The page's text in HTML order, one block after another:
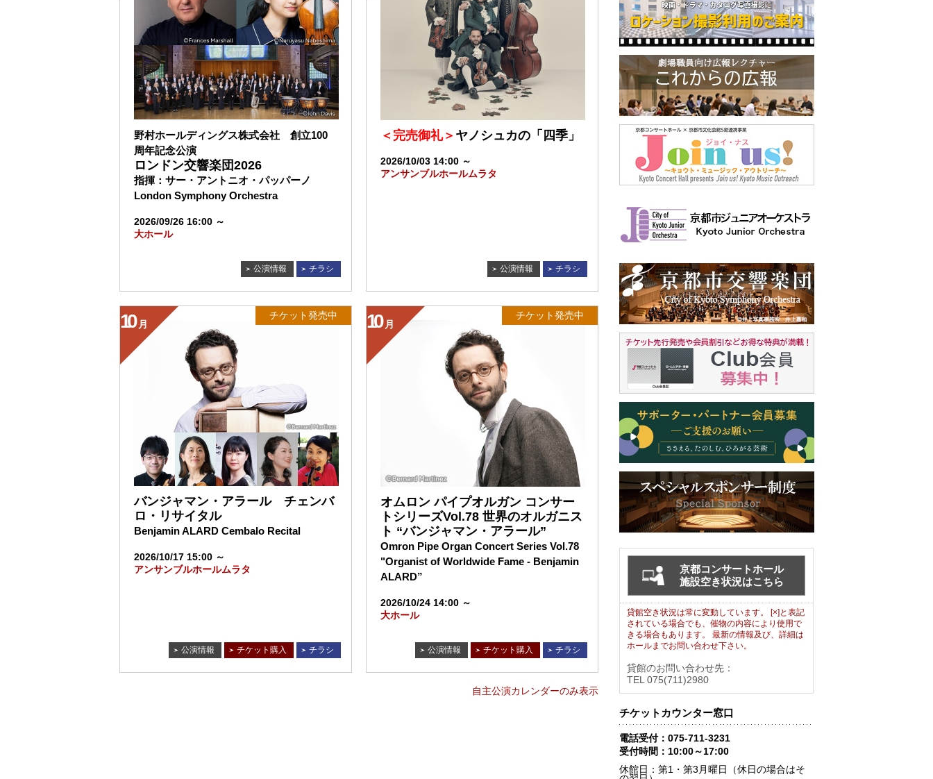
野村ホールディングス株式会社 創立100
周年記念公演
ロンドン交響楽団2026
指揮：サー・アントニオ・パッパーノ
London Symphony Orchestra
2026/09/26 16:00 ～
大ホール
公演情報 チラシ
＜完売御礼＞ ヤノシュカの「四季」
2026/10/03 14:00 ～
アンサンブルホールムラタ
公演情報 チラシ
10 月
バンジャマン・アラール チェンバ
ロ・リサイタル
Benjamin ALARD Cembalo Recital
2026/10/17 15:00 ～
アンサンブルホールムラタ
公演情報 チケット購入 チラシ
チケット発売中 10 月
オムロン パイプオルガン コンサー
トシリーズVol.78 世界のオルガニス
ト “バンジャマン・アラール”
Omron Pipe Organ Concert Series Vol.78
"Organist of Worldwide Fame - Benjamin
ALARD”
2026/10/24 14:00 ～
大ホール
公演情報 チケット購入 チラシ
チケット発売中
自主公演カレンダーのみ表示
京都コンサートホール
施設空き状況はこちら
貸館空き状況は常に変動しています。 [×]と表記
されている場合でも、催物の内容により使用で
きる場合もあります。 最新の情報及び、詳細は
ホールまでお問い合わせ下さい。
貸館のお問い合わせ先：
TEL 075(711)2980
チケットカウンター窓口
電話受付：075-711-3231
受付時間：10:00～17:00
休館日：第1・第3月曜日（休日の場合はそ